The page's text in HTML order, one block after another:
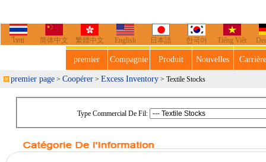
ไทย 简体中文 繁體中文 English 日本語 한국어 Tiếng Việt
premier Compagnie Produit Nouvelles
premier page > Coopérer > Excess Inventory > Textile Stocks
Type Commercial De Fil: